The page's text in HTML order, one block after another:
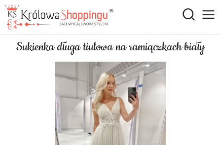
Sukienka długa tiulowa na ramiączkach biały